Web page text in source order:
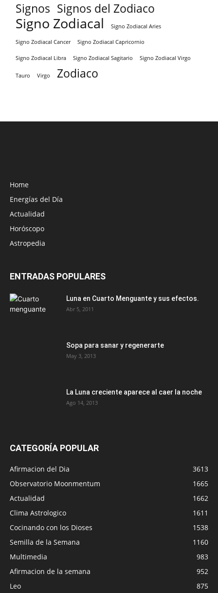
Signos Signos del Zodiaco
Signo Zodiacal Signo Zodiacal Aries
Signo Zodiacal Cancer Signo Zodiacal Capricornio
Signo Zodiacal Libra Signo Zodiacal Sagitario Signo Zodiacal Virgo
Tauro Virgo Zodiaco
Home
Energías del Día
Actualidad
Horóscopo
Astropedia
ENTRADAS POPULARES
Luna en Cuarto Menguante y sus efectos.
Abr 5, 2011
Sopa para sanar y regenerarte
May 3, 2013
La Luna creciente aparece al caer la noche
Ago 14, 2013
CATEGORÍA POPULAR
Afirmacion del Dia
3613
Observatorio Moonmentum
1665
Actualidad
1662
Clima Astrologico
1611
Cocinando con los Dioses
1538
Semilla de la Semana
1160
Multimedia
983
Afirmacion de la semana
952
Leo
875